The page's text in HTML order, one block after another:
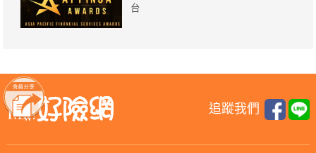
台
追蹤我們